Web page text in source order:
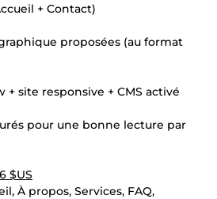
+ Contact)
proposées (au format
site responsive + CMS activé
pour une bonne lecture par
$US
À propos, Services, FAQ,